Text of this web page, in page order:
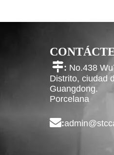
: No.438
Distrito, ciudad
Guangdong.
Porcelana
: